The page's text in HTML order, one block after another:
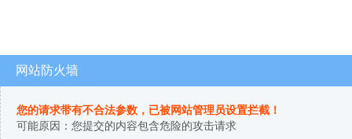
网站防火墙
您的请求带有不合法参数，已被网站管理员设置拦截！
可能原因：您提交的内容包含危险的攻击请求